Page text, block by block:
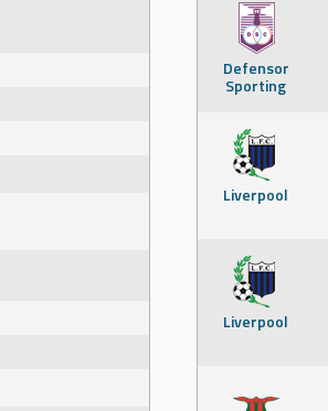
Defensor
Sporting
Liverpool
Liverpool